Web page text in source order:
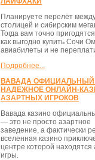
Планируете перелёт
столицей и сибирским
Тогда вам точно
как выгодно купить Сочи
авиабилеты и не
Подробнее...
ВАВАДА ОФИЦИАЛЬНЫЙ
НАДЕЖНОЕ ОНЛАЙН-
АЗАРТНЫХ ИГРОКОВ
Вавада казино
— это не просто азартное
заведение, а фактически
вселенная казино
центре которой находятся
игры.